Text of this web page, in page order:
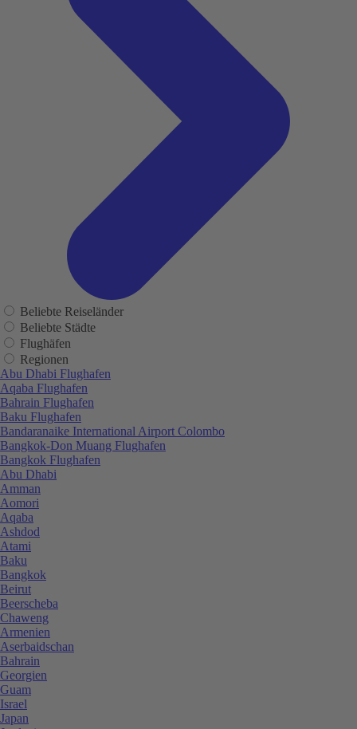
Beliebte Reiseländer
Beliebte Städte
Flughäfen
Regionen
Abu Dhabi Flughafen
Aqaba Flughafen
Bahrain Flughafen
Baku Flughafen
Bandaranaike International Airport Colombo
Bangkok-Don Muang Flughafen
Bangkok Flughafen
Abu Dhabi
Amman
Aomori
Aqaba
Ashdod
Atami
Baku
Bangkok
Beirut
Beerscheba
Chaweng
Armenien
Aserbaidschan
Bahrain
Georgien
Guam
Israel
Japan